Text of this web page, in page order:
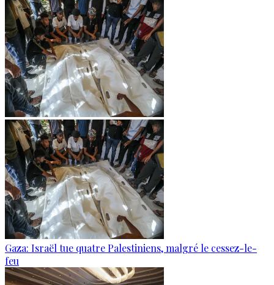
Gaza: Israël tue quatre Palestiniens, malgré le cessez-le-
feu